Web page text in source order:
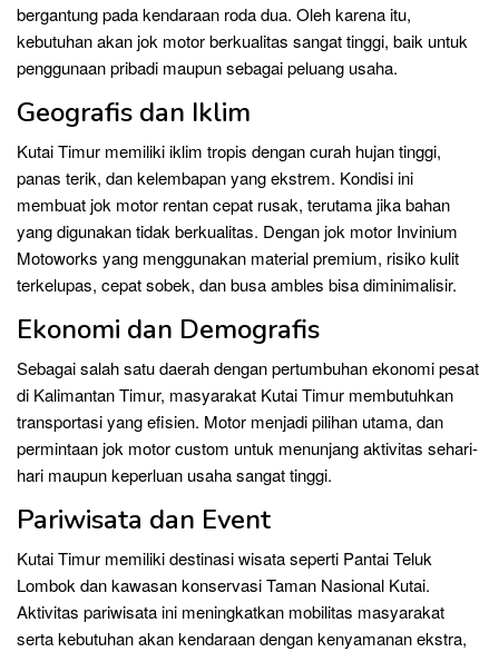
bergantung pada kendaraan roda dua. Oleh karena itu,
kebutuhan akan jok motor berkualitas sangat tinggi, baik untuk
penggunaan pribadi maupun sebagai peluang usaha.
Geografis dan Iklim
Kutai Timur memiliki iklim tropis dengan curah hujan tinggi,
panas terik, dan kelembapan yang ekstrem. Kondisi ini
membuat jok motor rentan cepat rusak, terutama jika bahan
yang digunakan tidak berkualitas. Dengan jok motor Invinium
Motoworks yang menggunakan material premium, risiko kulit
terkelupas, cepat sobek, dan busa ambles bisa diminimalisir.
Ekonomi dan Demografis
Sebagai salah satu daerah dengan pertumbuhan ekonomi pesat
di Kalimantan Timur, masyarakat Kutai Timur membutuhkan
transportasi yang efisien. Motor menjadi pilihan utama, dan
permintaan jok motor custom untuk menunjang aktivitas sehari-
hari maupun keperluan usaha sangat tinggi.
Pariwisata dan Event
Kutai Timur memiliki destinasi wisata seperti Pantai Teluk
Lombok dan kawasan konservasi Taman Nasional Kutai.
Aktivitas pariwisata ini meningkatkan mobilitas masyarakat
serta kebutuhan akan kendaraan dengan kenyamanan ekstra,